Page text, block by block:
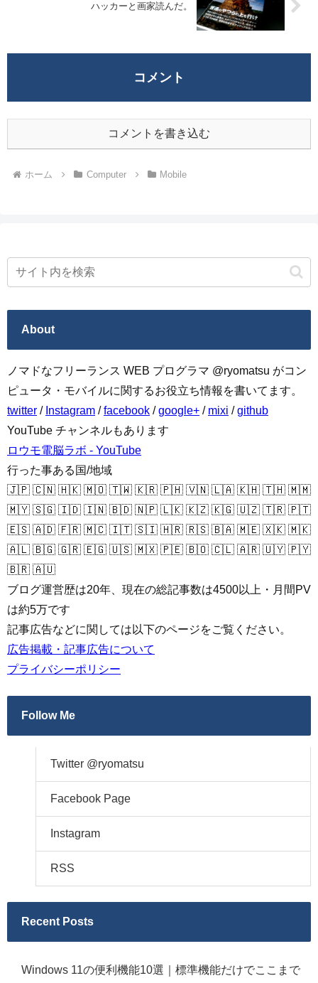
ハッカーと画家読んだ。
コメント
コメントを書き込む
ホーム Computer Mobile
About
ノマドなフリーランス WEB プログラマ @ryomatsu がコン
ピュータ・モバイルに関するお役立ち情報を書いてます。
twitter / Instagram /facebook /google+ / mixi /github
YouTube チャンネルもあります
ロウモ電脳ラボ - YouTube
行った事ある国/地域
🇯🇵 🇨🇳 🇭🇰 🇲🇴 🇹🇼 🇰🇷 🇵🇭 🇻🇳 🇱🇦 🇰🇭 🇹🇭 🇲🇲
🇲🇾 🇸🇬 🇮🇩 🇮🇳 🇧🇩 🇳🇵 🇱🇰 🇰🇿 🇰🇬 🇺🇿 🇹🇷 🇵🇹
🇪🇸 🇦🇩 🇫🇷 🇲🇨 🇮🇹 🇸🇮 🇭🇷 🇷🇸 🇧🇦 🇲🇪 🇽🇰 🇲🇰
🇦🇱 🇧🇬 🇬🇷 🇪🇬 🇺🇸 🇲🇽 🇵🇪 🇧🇴 🇨🇱 🇦🇷 🇺🇾 🇵🇾
🇧🇷 🇦🇺
ブログ運営歴は20年、現在の総記事数は4500以上・月間PV
は約5万です
記事広告などに関しては以下のページをご覧ください。
広告掲載・記事広告について
プライバシーポリシー
Follow Me
Twitter @ryomatsu
Facebook Page
Instagram
RSS
Recent Posts
Windows 11の便利機能10選｜標準機能だけでここまで